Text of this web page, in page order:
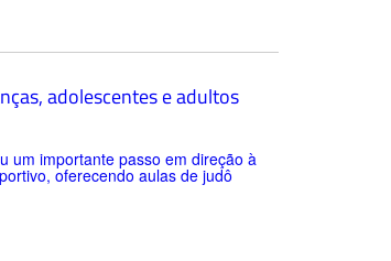
adolescentes e adultos
um importante passo em direção à
oferecendo aulas de judô